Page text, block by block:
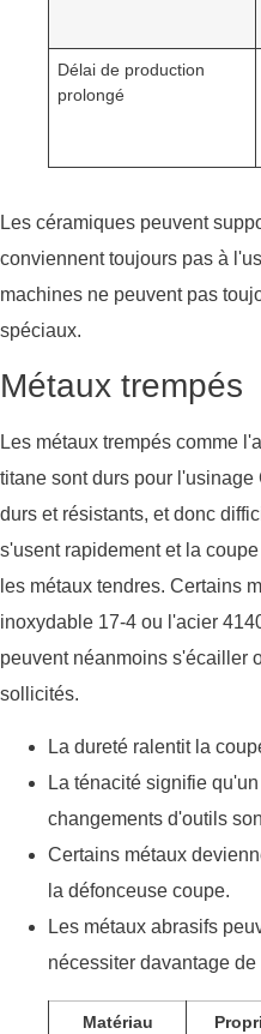
Délai de production
prolongé
Les céramiques peuvent
conviennent toujours pas à
machines ne peuvent pas
spéciaux.
Métaux trempés
Les métaux trempés comme
titane sont durs pour
durs et résistants, et donc
s'usent rapidement et la
les métaux tendres. Certains
inoxydable 17-4 ou l'acier
peuvent néanmoins s'écailler
sollicités.
La dureté ralentit la
La ténacité signifie
changements d'outils
Certains métaux
la défonceuse coupe.
Les métaux abrasifs
nécessiter davantage
Matériau